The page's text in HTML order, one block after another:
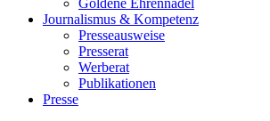
Goldene Ehrennadel
Journalismus & Kompetenz
Presseausweise
Presserat
Werberat
Publikationen
Presse